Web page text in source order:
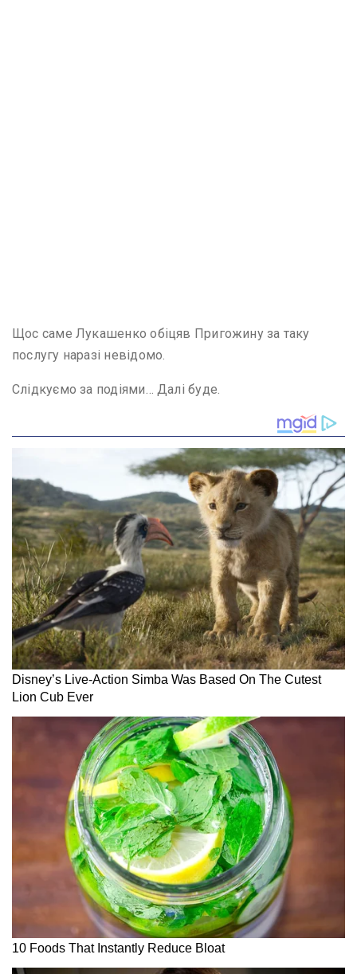
Щос саме Лукашенко обіцяв Пригожину за таку
послугу наразі невідомо.
Слідкуємо за подіями… Далі буде.